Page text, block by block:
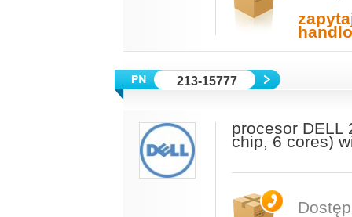
213-15777
procesor DELL
chip, 6 cores)